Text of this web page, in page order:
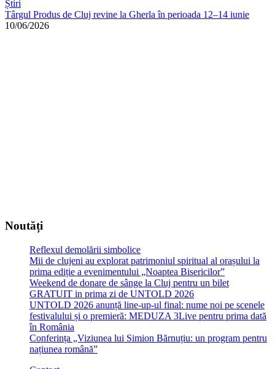
Știri
Târgul Produs de Cluj revine la Gherla în perioada 12–14 iunie
10/06/2026
Noutăți
Reflexul demolării simbolice
Mii de clujeni au explorat patrimoniul spiritual al orașului la
prima ediție a evenimentului „Noaptea Bisericilor”
Weekend de donare de sânge la Cluj pentru un bilet
GRATUIT in prima zi de UNTOLD 2026
UNTOLD 2026 anunță line-up-ul final: nume noi pe scenele
festivalului și o premieră: MEDUZA 3Live pentru prima dată
în România
Conferința „Viziunea lui Simion Bărnuțiu: un program pentru
națiunea română”